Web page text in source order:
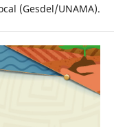
(Gesdel/UNAMA).